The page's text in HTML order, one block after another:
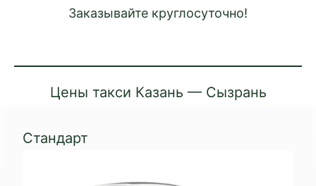
Заказывайте круглосуточно!
Цены такси Казань — Сызрань
Стандарт